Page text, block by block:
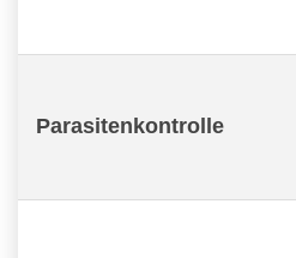
Parasitenkontrolle